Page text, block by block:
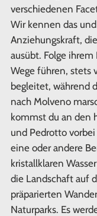
verschiedenen
Wir kennen das
Anziehungskraft,
ausübt. Folge
Wege führen, stets
begleitet, während
nach Molveno
kommst du an den
und Pedrotto
eine oder andere
kristallklaren
die Landschaft auf
präparierten
Naturparks. Es